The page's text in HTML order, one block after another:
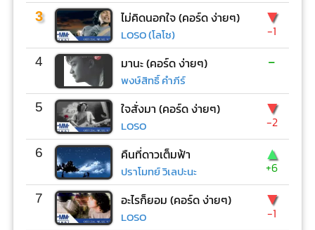
3 ไม่คิดนอกใจ (คอร์ด ง่ายๆ)
LOSO (โลโซ)
▼
-1
4 มานะ (คอร์ด ง่ายๆ)
พงษ์สิทธิ์ คำภีร์
-
5 ใจสั่งมา (คอร์ด ง่ายๆ)
LOSO
▼
-2
6 คืนที่ดาวเต็มฟ้า
ปราโมทย์ วิเลปะนะ
▲
+6
7 อะไรก็ยอม (คอร์ด ง่ายๆ)
LOSO
▼
-1